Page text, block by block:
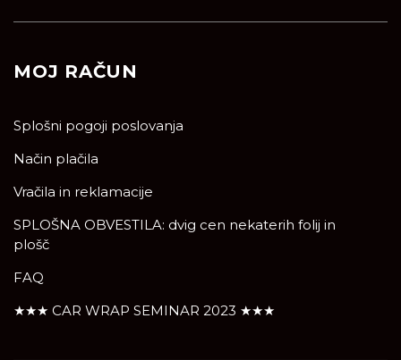
MOJ RAČUN
Splošni pogoji poslovanja
Način plačila
Vračila in reklamacije
SPLOŠNA OBVESTILA: dvig cen nekaterih folij in
plošč
FAQ
★★★ CAR WRAP SEMINAR 2023 ★★★